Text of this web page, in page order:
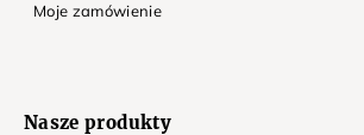
Moje zamówienie
Nasze produkty